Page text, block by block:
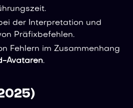
der Interpretation und
Präfixbefehlen.
Fehlern im Zusammenhang
Avataren.